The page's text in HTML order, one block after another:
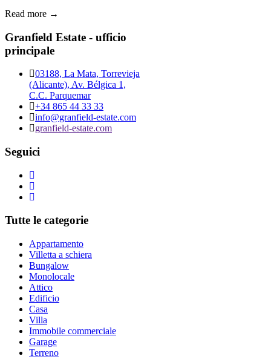
Read more →
Granfield Estate - ufficio
principale
03188, La Mata, Torrevieja
(Alicante), Av. Bélgica 1,
C.C. Parquemar
+34 865 44 33 33
info@granfield-estate.com
granfield-estate.com
Seguici
Tutte le categorie
Appartamento
Villetta a schiera
Bungalow
Monolocale
Attico
Edificio
Casa
Villa
Immobile commerciale
Garage
Terreno